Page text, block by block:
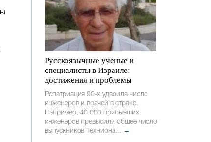
Русскоязычные ученые и
специалисты в Израиле:
достижения и проблемы
Репатриация 90-х удвоила число
инженеров и врачей в стране.
Например, 40 000 прибывших
инженеров превысили общее число
выпускников Техниона... →